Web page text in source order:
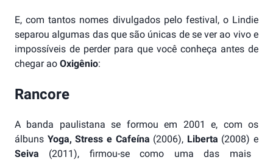
E, com tantos nomes divulgados pelo festival, o Lindie
separou algumas das que são únicas de se ver ao vivo e
impossíveis de perder para que você conheça antes de
chegar ao Oxigênio:
Rancore
A banda paulistana se formou em 2001 e, com os
álbuns Yoga, Stress e Cafeína (2006), Liberta (2008) e
Seiva (2011), firmou-se como uma das mais